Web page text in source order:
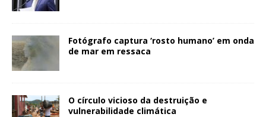
Fotógrafo captura ‘rosto humano’ em onda
de mar em ressaca
O círculo vicioso da destruição e
vulnerabilidade climática